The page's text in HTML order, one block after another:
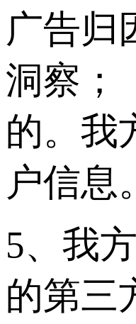
广告归
洞察；
的。我
户信息。
5、我
的第三